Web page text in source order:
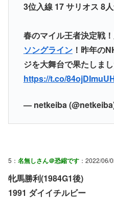
3位入線 17 サリオス 8
春のマイル王者決定戦
ソングライン！昨年の
ジを大舞台で果たしまし
https://t.co/
— netkeiba
5： 名無しさん＠恐縮です ：2022/06/
牝馬勝利(1984G1後)
1991 ダイイチルビー